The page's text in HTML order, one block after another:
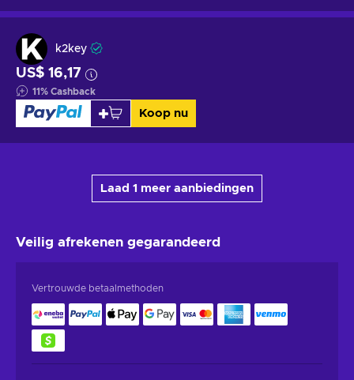
k2key
US$ 16,17
11% Cashback
Koop nu
Laad 1 meer aanbiedingen
Veilig afrekenen gegarandeerd
Vertrouwde betaalmethoden